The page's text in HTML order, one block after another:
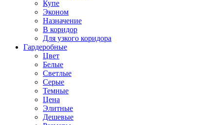
Купе
Эконом
Назначение
В коридор
Для узкого коридора
Гардеробные
Цвет
Белые
Светлые
Серые
Темные
Цена
Элитные
Дешевые